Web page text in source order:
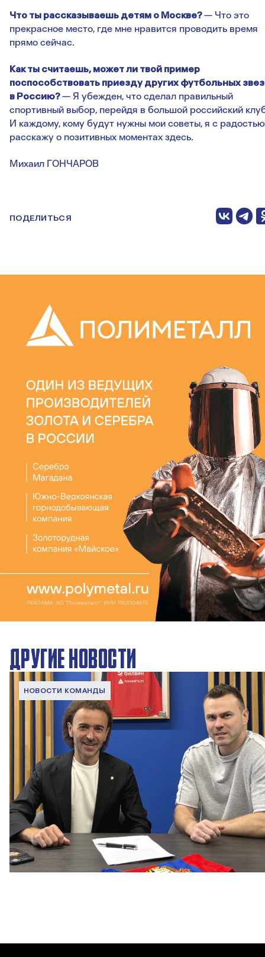
Что ты рассказываешь детям о Москве?— Что это
прекрасное место, где мне нравится проводить время
прямо сейчас.
Как ты считаешь, может ли твой пример
поспособствовать приезду других футбольных
в Россию?— Я убежден, что сделал правильный
спортивный выбор, перейдя в большой российский
И каждому, кому будут нужны мои советы, я с радостью
расскажу о позитивных моментах здесь.
Михаил ГОНЧАРОВ
ПОДЕЛИТЬСЯ
ДРУГИЕ НОВОСТИ
НОВОСТИ КОМАНДЫ
Капитан – с нами!
2 ИЮНЯ 2026 12:55